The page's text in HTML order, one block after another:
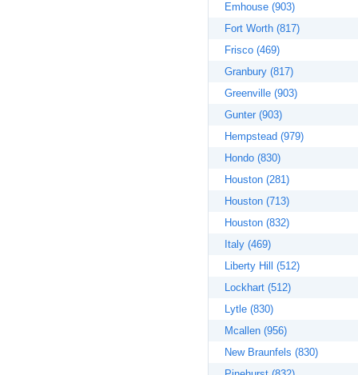
Emhouse (903)
Fort Worth (817)
Frisco (469)
Granbury (817)
Greenville (903)
Gunter (903)
Hempstead (979)
Hondo (830)
Houston (281)
Houston (713)
Houston (832)
Italy (469)
Liberty Hill (512)
Lockhart (512)
Lytle (830)
Mcallen (956)
New Braunfels (830)